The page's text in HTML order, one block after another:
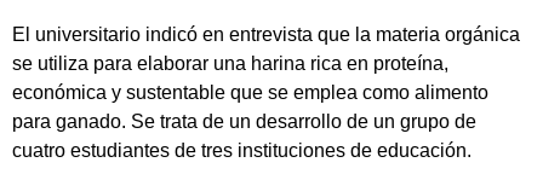
El universitario indicó en entrevista que la materia orgánica
se utiliza para elaborar una harina rica en proteína,
económica y sustentable que se emplea como alimento
para ganado. Se trata de un desarrollo de un grupo de
cuatro estudiantes de tres instituciones de educación.